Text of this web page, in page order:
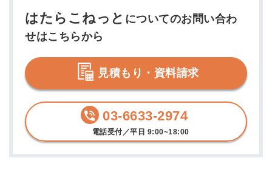
はたらこねっと についてのお問い合わ
せはこちらから
見積もり・資料請求
03-6633-2974
電話受付／平日 9:00~18:00
をご利用する
簡単10秒！無料会員登録